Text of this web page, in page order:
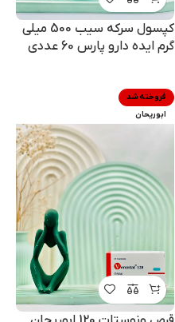
کپسول سرکه سیب 500 میلی
گرم ایده دارو پارس 60 عددی
فروخته شد
ابوریحان